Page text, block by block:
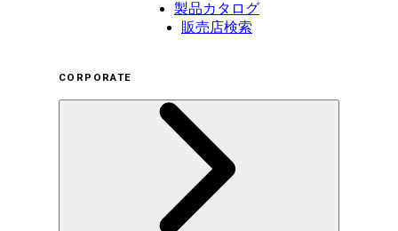
製品カタログ
販売店検索
CORPORATE